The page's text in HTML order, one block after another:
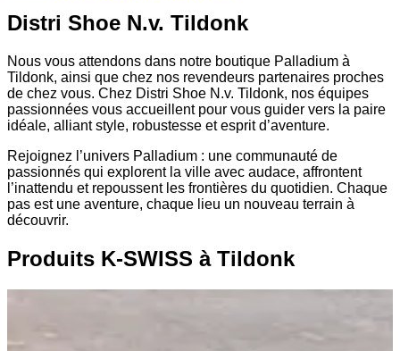
Distri Shoe N.v. Tildonk
Nous vous attendons dans notre boutique Palladium à
Tildonk, ainsi que chez nos revendeurs partenaires proches
de chez vous. Chez Distri Shoe N.v. Tildonk, nos équipes
passionnées vous accueillent pour vous guider vers la paire
idéale, alliant style, robustesse et esprit d’aventure.
Rejoignez l’univers Palladium : une communauté de
passionnés qui explorent la ville avec audace, affrontent
l’inattendu et repoussent les frontières du quotidien. Chaque
pas est une aventure, chaque lieu un nouveau terrain à
découvrir.
Produits K-SWISS à Tildonk